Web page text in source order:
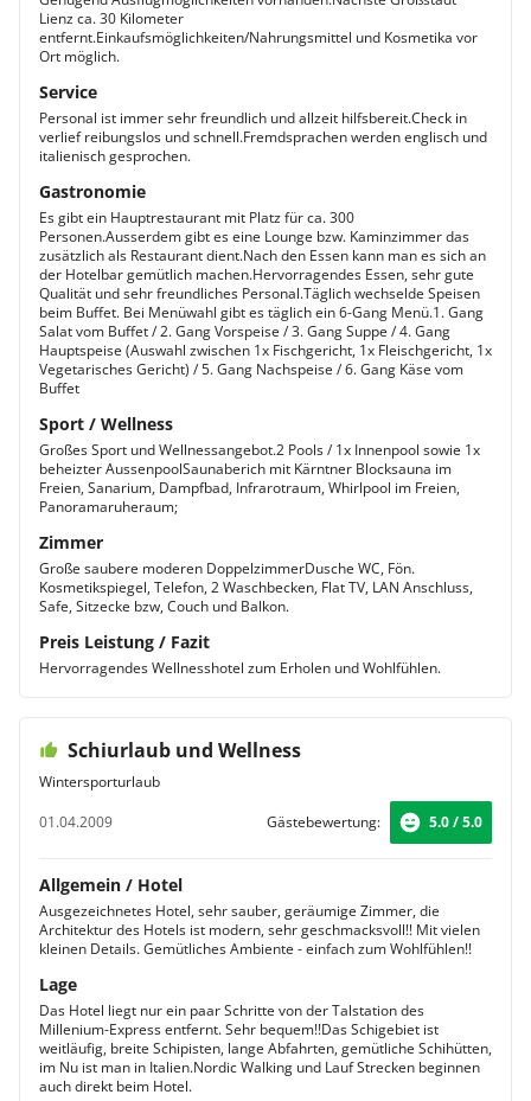
Lienz ca. 30 Kilometer
entfernt.Einkaufsmöglichkeiten/Nahrungsmittel und Kosmetika vor
Ort möglich.
Service
Personal ist immer sehr freundlich und allzeit hilfsbereit.Check in
verlief reibungslos und schnell.Fremdsprachen werden englisch und
italienisch gesprochen.
Gastronomie
Es gibt ein Hauptrestaurant mit Platz für ca. 300
Personen.Ausserdem gibt es eine Lounge bzw. Kaminzimmer das
zusätzlich als Restaurant dient.Nach den Essen kann man es sich an
der Hotelbar gemütlich machen.Hervorragendes Essen, sehr gute
Qualität und sehr freundliches Personal.Täglich wechselde Speisen
beim Buffet. Bei Menüwahl gibt es täglich ein 6-Gang Menü.1. Gang
Salat vom Buffet / 2. Gang Vorspeise / 3. Gang Suppe / 4. Gang
Hauptspeise (Auswahl zwischen 1x Fischgericht, 1x Fleischgericht, 1x
Vegetarisches Gericht) / 5. Gang Nachspeise / 6. Gang Käse vom
Buffet
Sport / Wellness
Großes Sport und Wellnessangebot.2 Pools / 1x Innenpool sowie 1x
beheizter AussenpoolSaunaberich mit Kärntner Blocksauna im
Freien, Sanarium, Dampfbad, Infrarotraum, Whirlpool im Freien,
Panoramaruheraum;
Zimmer
Große saubere moderen DoppelzimmerDusche WC, Fön.
Kosmetikspiegel, Telefon, 2 Waschbecken, Flat TV, LAN Anschluss,
Safe, Sitzecke bzw, Couch und Balkon.
Preis Leistung / Fazit
Hervorragendes Wellnesshotel zum Erholen und Wohlfühlen.
Schiurlaub und Wellness
Wintersporturlaub
01.04.2009
Gästebewertung: 5.0 / 5.0
Allgemein / Hotel
Ausgezeichnetes Hotel, sehr sauber, geräumige Zimmer, die
Architektur des Hotels ist modern, sehr geschmacksvoll!! Mit vielen
kleinen Details. Gemütliches Ambiente - einfach zum Wohlfühlen!!
Lage
Das Hotel liegt nur ein paar Schritte von der Talstation des
Millenium-Express entfernt. Sehr bequem!!Das Schigebiet ist
weitläufig, breite Schipisten, lange Abfahrten, gemütliche Schihütten,
im Nu ist man in Italien.Nordic Walking und Lauf Strecken beginnen
auch direkt beim Hotel.